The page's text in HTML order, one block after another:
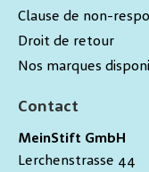
Contact
MeinStift GmbH
Lerchenstrasse 44
Clause de non-
Droit de retour
Nos marques